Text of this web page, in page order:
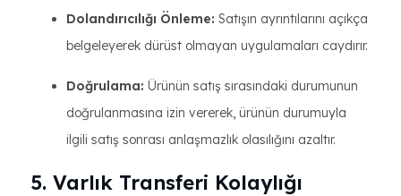
Dolandırıcılığı Önleme: Satışın ayrıntılarını açıkça
belgeleyerek dürüst olmayan uygulamaları caydırır.
Doğrulama: Ürünün satış sırasındaki durumunun
doğrulanmasına izin vererek, ürünün durumuyla
ilgili satış sonrası anlaşmazlık olasılığını azaltır.
5. Varlık Transferi Kolaylığı